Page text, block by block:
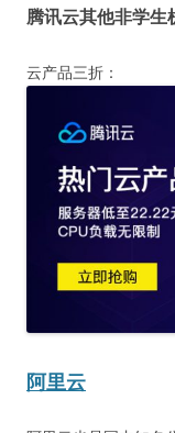
腾讯云其他非学生
云产品三折：
阿里云